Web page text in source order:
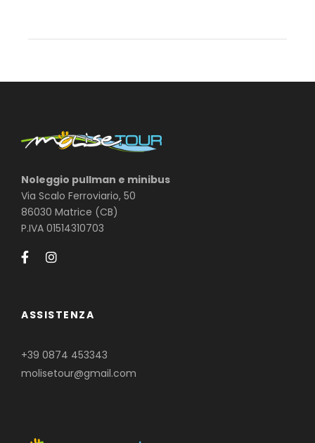
Noleggio pullman e minibus
Via Scalo Ferroviario, 50
86030 Matrice (CB)
P.IVA 01514310703
ASSISTENZA
+39 0874 453343
molisetour@gmail.com